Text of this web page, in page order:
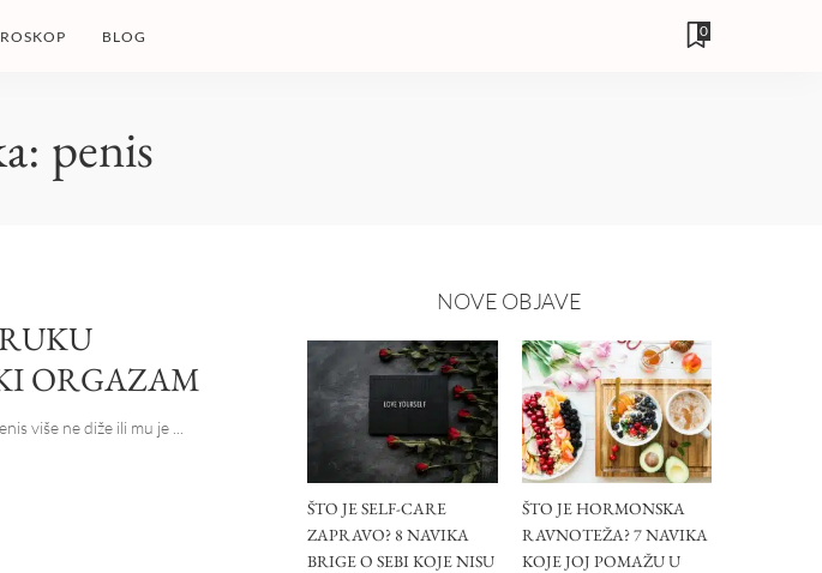
BLOG 0
penis
ORGAZAM
više ne diže ili mu je
NOVE OBJAVE
ŠTO JE SELF-CARE
ZAPRAVO? 8 NAVIKA
BRIGE O SEBI KOJE NISU
ŠTO JE HORMONSKA
RAVNOTEŽA? 7 NAVIKA
KOJE JOJ POMAŽU U